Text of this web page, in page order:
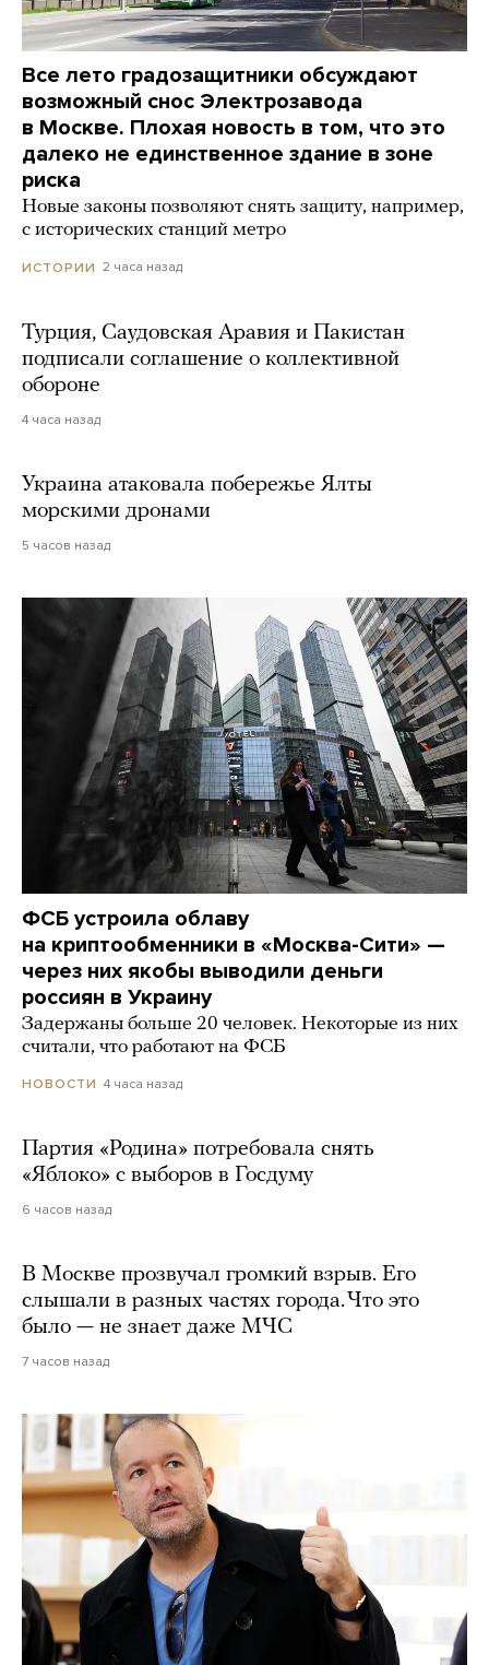
Все лето градозащитники обсуждают
возможный снос Электрозавода
в Москве. Плохая новость в том, что это
далеко не единственное здание в зоне
риска
Новые законы позволяют снять защиту, например,
с исторических станций метро
ИСТОРИИ 2 часа назад
Турция, Саудовская Аравия и Пакистан
подписали соглашение о коллективной
обороне
4 часа назад
Украина атаковала побережье Ялты
морскими дронами
5 часов назад
ФСБ устроила облаву
на криптообменники в «Москва-Сити» —
через них якобы выводили деньги
россиян в Украину
Задержаны больше 20 человек. Некоторые из них
считали, что работают на ФСБ
НОВОСТИ 4 часа назад
Партия «Родина» потребовала снять
«Яблоко» с выборов в Госдуму
6 часов назад
В Москве прозвучал громкий взрыв. Его
слышали в разных частях города. Что это
было — не знает даже МЧС
7 часов назад